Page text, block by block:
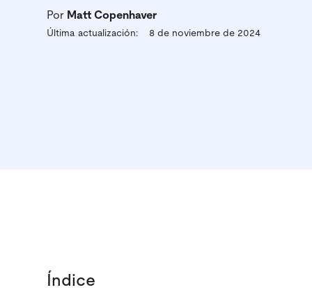
Por Matt Copenhaver
Última actualización: 8 de noviembre de 2024
Índice